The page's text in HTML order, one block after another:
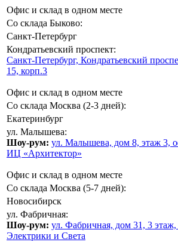
Офис и склад в одном месте
Со склада Быково:
Санкт-Петербург
Кондратьевский проспект:
Санкт-Петербург, Кондратьевский
15, корп.3
Офис и склад в одном месте
Со склада Москва (2-3 дней):
Екатеринбург
ул. Малышева:
Шоу-рум: ул. Малышева, дом 8, этаж 3,
ИЦ «Архитектор»
Офис и склад в одном месте
Со склада Москва (5-7 дней):
Новосибирск
ул. Фабричная:
Шоу-рум: ул. Фабричная, дом 31, 3 этаж,
Электрики и Света